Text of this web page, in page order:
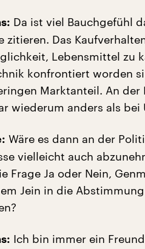
Da ist viel Bauchgefühl
zitieren. Das
Lebensmittel zu
konfrontiert worden
Marktanteil. An der
wiederum anders als bei
Wäre es dann an der
vielleicht auch
Frage Ja oder Nein,
Jein in die
Ich bin immer ein